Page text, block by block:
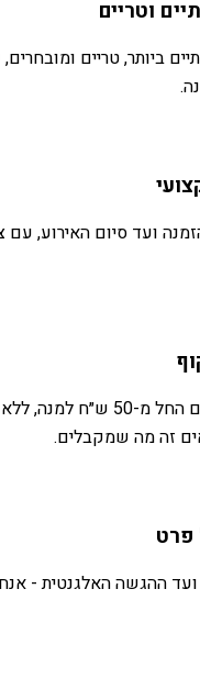
וטריים
ביותר, טריים
ועד סיום האירוע, עם
מחירים אטרקטיביים החל מ-
זה מה שמקבלים.
פרט
ההגשה האלגנטית -